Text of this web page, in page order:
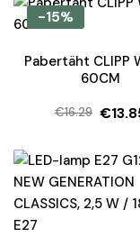
oli:
is:
-15%
Pabertäht CLIPP
60CM
€16.29
Algne
oli:
€16.29.
€
is:
€13.85.